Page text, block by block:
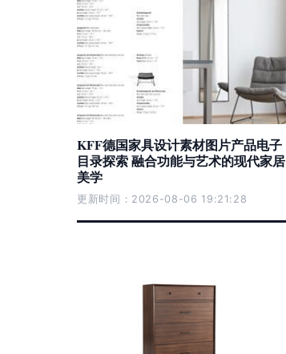
KFF德国家具设计素材图片产品电子
目录探索 融合功能与艺术的现代家居
美学
更新时间：2026-08-06 19:21:28